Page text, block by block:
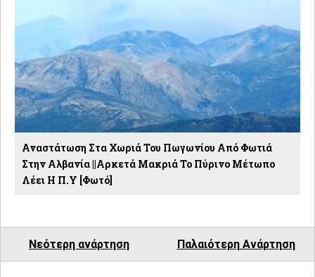
Αναστάτωση Στα Χωριά Του Πωγωνίου Από Φωτιά
Στην Αλβανία ||Αρκετά Μακριά Το Πύρινο Μέτωπο
Λέει Η Π.Υ [φωτό]
Νεότερη ανάρτηση Παλαιότερη Ανάρτηση